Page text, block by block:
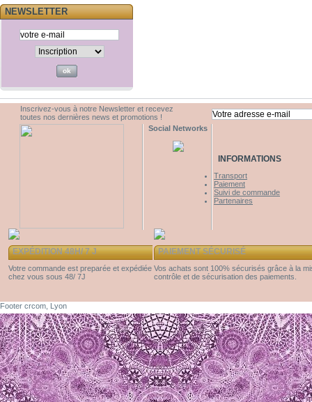
NEWSLETTER
Inscrivez-vous à notre Newsletter et recevez
toutes nos dernières news et promotions !
Social Networks
INFORMATIONS
Transport
Paiement
Suivi de commande
Partenaires
EXPÉDITION 48H/ 7 J
Votre commande est preparée et expédiée
chez vous sous 48/ 7J
PAIEMENT SÉCURISÉ
Vos achats sont 100% sécurisés grâce à la
contrôle et de sécurisation des paiements.
Footer crcom, Lyon